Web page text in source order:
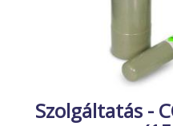
ÉLŐ ÉDESVÍZI
KISÁLLATOK
Szolgáltatás -